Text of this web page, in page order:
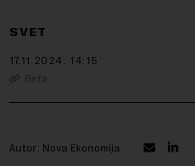
SVET
17.11.2024. 14:15
Beta
Autor: Nova Ekonomija